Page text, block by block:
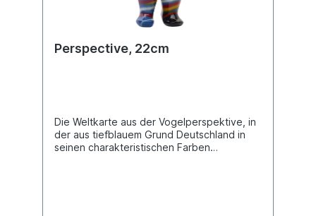
Perspective, 22cm
Die Weltkarte aus der Vogelperspektive, in
der aus tiefblauem Grund Deutschland in
seinen charakteristischen Farben